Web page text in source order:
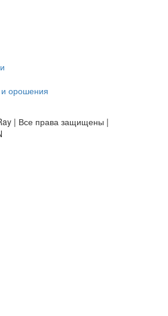
орошения
| Все права защищены |